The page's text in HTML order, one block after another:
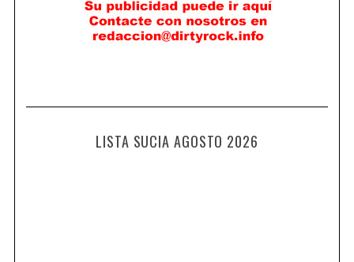
LISTA SUCIA AGOSTO 2026